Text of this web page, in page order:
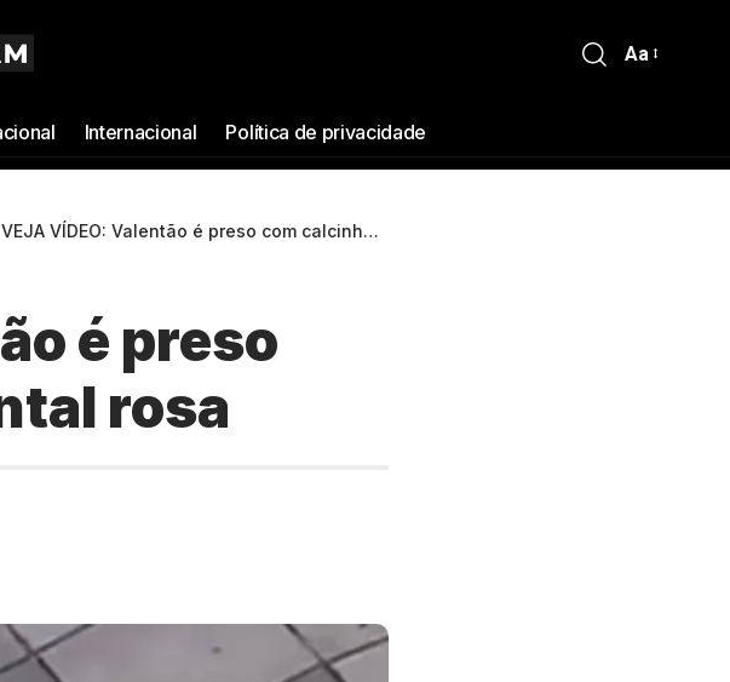
Aa
Internacional Política de privacidade
VEJA VÍDEO: Valentão é preso com calcinha fio-dental rosa
é preso
rosa